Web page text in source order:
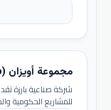
مجموعة أويزان (Awezan Co)
شركة صناعية بارزة
للمشاريع الحكومية